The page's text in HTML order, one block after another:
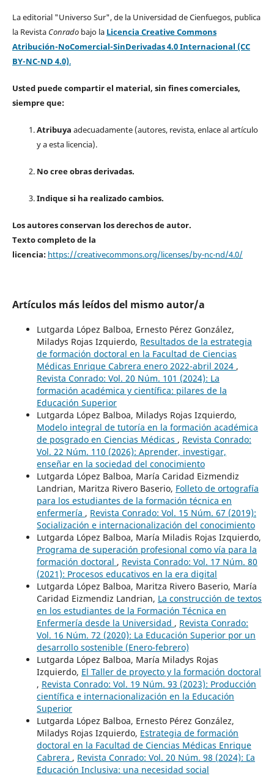
La editorial "Universo Sur", de la Universidad de Cienfuegos, publica
la Revista Conradobajo la Licencia Creative Commons
Atribución-NoComercial-SinDerivadas 4.0 Internacional (CC
BY-NC-ND 4.0).
Usted puede compartir el material, sin fines comerciales,
siempre que:
Atribuya adecuadamente (autores, revista, enlace al artículo
y a esta licencia).
No cree obras derivadas.
Indique si ha realizado cambios.
Los autores conservan los derechos de autor.
Texto completo de la
licencia: https://creativecommons.org/licenses/by-nc-nd/4.0/
Artículos más leídos del mismo autor/a
Lutgarda López Balboa, Ernesto Pérez González,
Miladys Rojas Izquierdo, Resultados de la estrategia
de formación doctoral en la Facultad de Ciencias
Médicas Enrique Cabrera enero 2022-abril 2024 ,
Revista Conrado: Vol. 20 Núm. 101 (2024): La
formación académica y científica: pilares de la
Educación Superior
Lutgarda López Balboa, Miladys Rojas Izquierdo,
Modelo integral de tutoría en la formación académica
de posgrado en Ciencias Médicas , Revista Conrado:
Vol. 22 Núm. 110 (2026): Aprender, investigar,
enseñar en la sociedad del conocimiento
Lutgarda López Balboa, María Caridad Eizmendiz
Landrian, Maritza Rivero Baserio, Folleto de ortografía
para los estudiantes de la formación técnica en
enfermería , Revista Conrado: Vol. 15 Núm. 67 (2019):
Socialización e internacionalización del conocimiento
Lutgarda López Balboa, María Miladis Rojas Izquierdo,
Programa de superación profesional como vía para la
formación doctoral , Revista Conrado: Vol. 17 Núm. 80
(2021): Procesos educativos en la era digital
Lutgarda López Balboa, Maritza Rivero Baserio, María
Caridad Eizmendiz Landrian, La construcción de textos
en los estudiantes de la Formación Técnica en
Enfermería desde la Universidad , Revista Conrado:
Vol. 16 Núm. 72 (2020): La Educación Superior por un
desarrollo sostenible (Enero-febrero)
Lutgarda López Balboa, María Miladys Rojas
Izquierdo, El Taller de proyecto y la formación doctoral
, Revista Conrado: Vol. 19 Núm. 93 (2023): Producción
científica e internacionalización en la Educación
Superior
Lutgarda López Balboa, Ernesto Pérez González,
Miladys Rojas Izquierdo, Estrategia de formación
doctoral en la Facultad de Ciencias Médicas Enrique
Cabrera , Revista Conrado: Vol. 20 Núm. 98 (2024): ¨¨La
Educación Inclusiva: una necesidad social